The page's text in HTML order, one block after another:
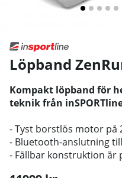
Löpband
Kompakt löpband för
teknik från
- Tyst borstlös motor på
- Bluetooth-anslutning
- Fällbar konstruktion är